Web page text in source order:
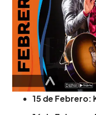
15 de Febrero: